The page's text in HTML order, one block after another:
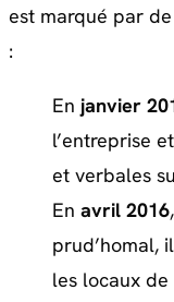
est marqué par
:
En janvier
l’entreprise
et verbales
En avril 2016
prud’homal,
les locaux de